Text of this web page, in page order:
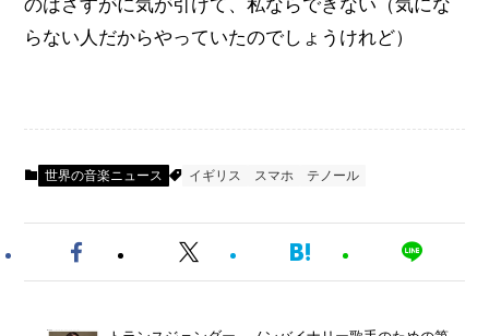
のはさすがに気が引けて、私ならできない（気にな
らない人だからやっていたのでしょうけれど）
世界の音楽ニュース イギリス スマホ テノール